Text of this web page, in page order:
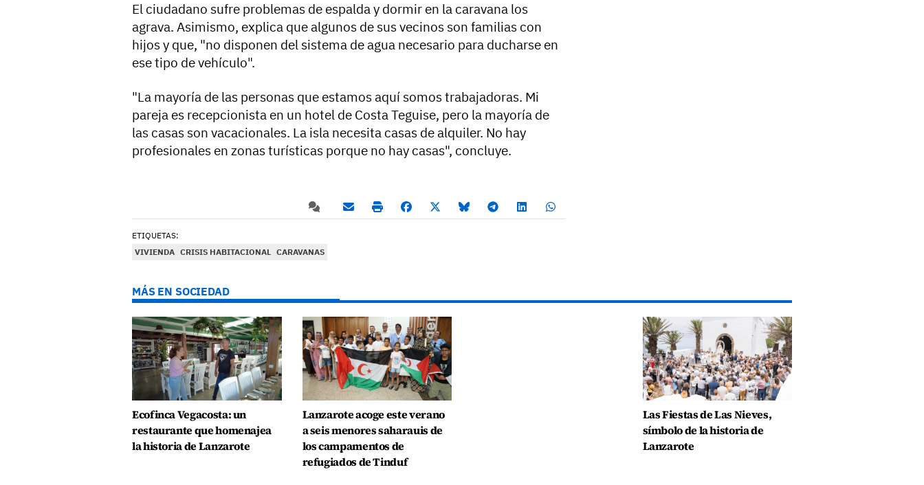
El ciudadano sufre problemas de espalda y dormir en la caravana los
agrava. Asimismo, explica que algunos de sus vecinos son familias con
hijos y que, "no disponen del sistema de agua necesario para ducharse en
ese tipo de vehículo".
"La mayoría de las personas que estamos aquí somos trabajadoras. Mi
pareja es recepcionista en un hotel de Costa Teguise, pero la mayoría de
las casas son vacacionales. La isla necesita casas de alquiler. No hay
profesionales en zonas turísticas porque no hay casas", concluye.
ETIQUETAS:
VIVIENDA CRISIS HABITACIONAL CARAVANAS
MÁS EN SOCIEDAD
Ecofinca Vegacosta: un
restaurante que homenajea
la historia de Lanzarote
Lanzarote acoge este verano
a seis menores saharauis de
los campamentos de
refugiados de Tinduf
Las Fiestas de Las Nieves,
símbolo de la historia de
Lanzarote